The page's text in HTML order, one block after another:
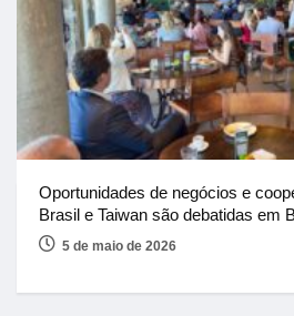
Oportunidades de negócios e
Brasil e Taiwan são debatidas em
5 de maio de 2026